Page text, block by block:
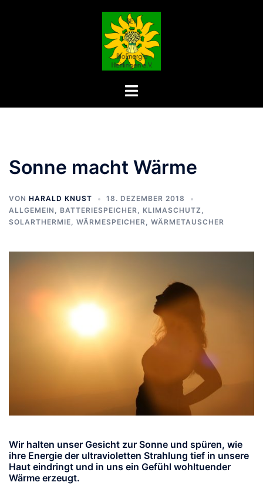
Menü
Sonne macht Wärme
VON HARALD KNUST
18. DEZEMBER 2018
ALLGEMEIN , BATTERIESPEICHER, KLIMASCHUTZ ,
SOLARTHERMIE, WÄRMESPEICHER, WÄRMETAUSCHER
Wir halten unser Gesicht zur Sonne und spüren, wie
ihre Energie der ultravioletten Strahlung tief in unsere
Haut eindringt und in uns ein Gefühl wohltuender
Wärme erzeugt.